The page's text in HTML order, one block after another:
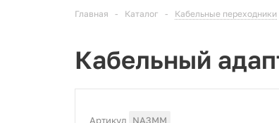
Главная - Каталог - Кабельные переходники
Кабельный
Артикул NA3MM